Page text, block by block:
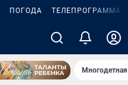
ПОГОДА ТЕЛЕПРОГРАММА